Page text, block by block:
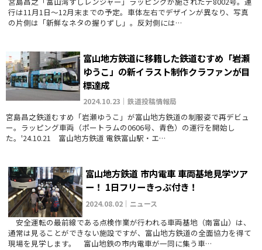
行は11月1日～12月末までの予定。車体左右でデザインが異なり、写真
の片側は「新鮮なネタの握りずし」。反対側には…
富山地方鉄道に移籍した鉄道むすめ「岩瀬
ゆうこ」の新イラスト制作クラファンが目
標達成
2024.10.23｜鉄道投稿情報局
宮島昌之鉄道むすめ「岩瀬ゆうこ」が富山地方鉄道の制服姿で再デビュ
ー。ラッピング車両（ポートラムの0606号、青色）の運行を開始し
た。'24.10.21 富山地方鉄道 電鉄富山駅・エ…
富山地方鉄道 市内電車 車両基地見学ツア
ー！ 1日フリーきっぷ付き！
2024.08.02｜ニュース
安全運転の最前線である点検作業が行われる車両基地（南富山）は、
通常は見ることができない施設ですが、富山地方鉄道の全面協力を得て
現場を見学します。 富山地鉄の市内電車が一同に集う車…